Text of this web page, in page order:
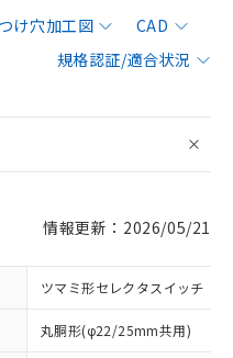
け穴加工図
CAD
規格認証/適合状況
情報更新：2026/05/21
ツマミ形セレクタスイッチ
丸胴形(φ22/25mm共用)